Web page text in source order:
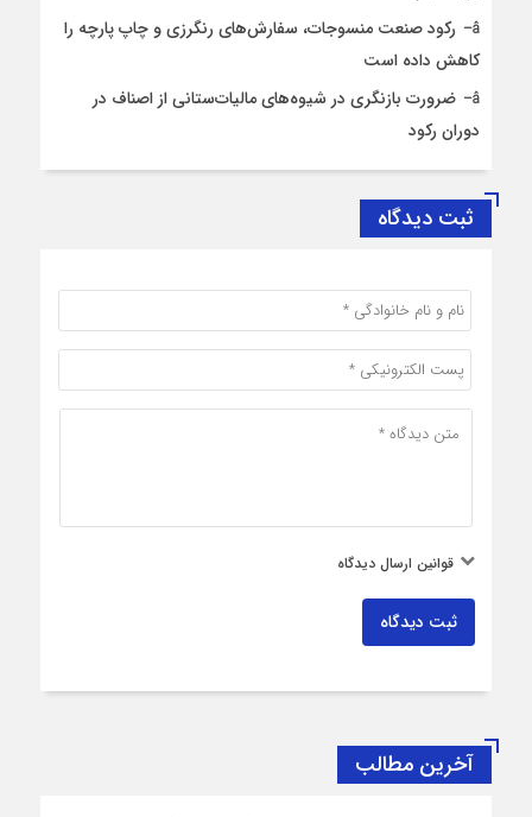
رکود صنعت منسوجات، سفارش‌های رنگرزی و چاپ پارچه را
کاهش داده است
ضرورت بازنگری در شیوه‌های مالیات‌ستانی از اصناف در
دوران رکود
ثبت دیدگاه
قوانین ارسال دیدگاه
ثبت دیدگاه
آخرین مطالب